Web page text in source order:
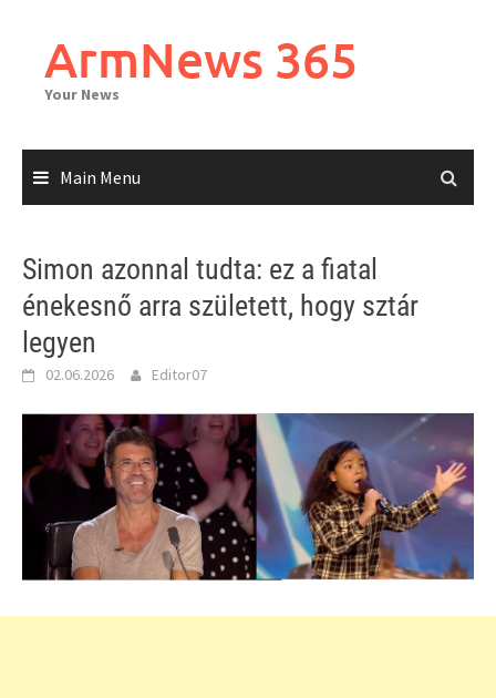
contentArmNews 365
Your News
Main Menu
Simon azonnal tudta: ez a fiatal
énekesnő arra született, hogy sztár
legyen
02.06.2026 Editor07